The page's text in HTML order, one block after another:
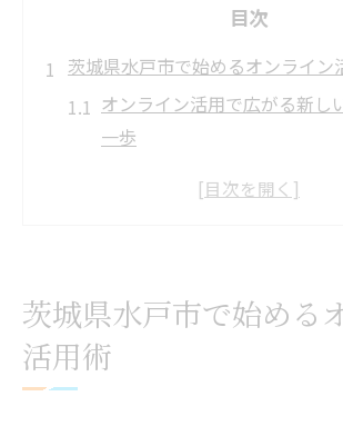
目次
茨城県水戸市で始めるオンライン
オンライン活用で広がる新し
一歩
オンライン環境が地域の情報
オンラインセッションで得ら
の魅力
茨城県水戸市で始める
活用術